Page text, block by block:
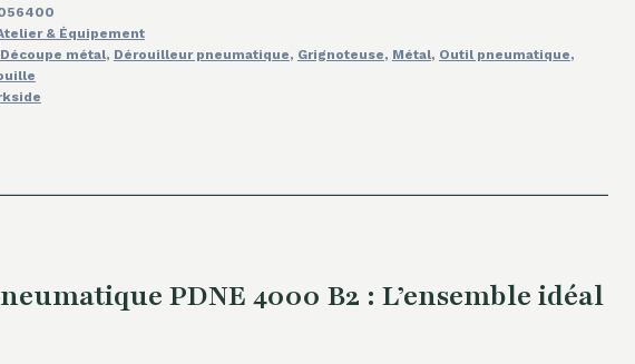
& Équipement
Découpe métal, Dérouilleur pneumatique, Grignoteuse, Métal, Outil pneumatique,
PDNE 4000 B2 : L’ensemble idéal